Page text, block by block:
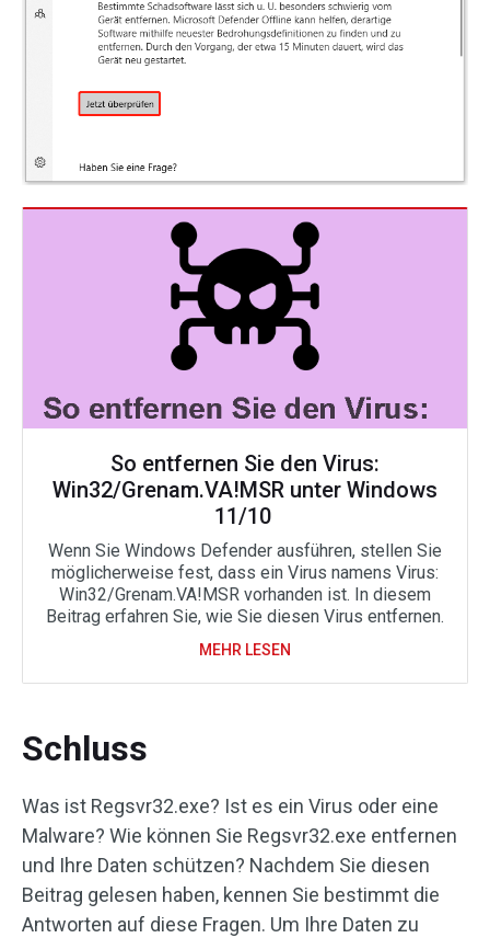
So entfernen Sie den Virus:
Win32/Grenam.VA!MSR unter Windows
11/10
Wenn Sie Windows Defender ausführen, stellen Sie
möglicherweise fest, dass ein Virus namens Virus:
Win32/Grenam.VA!MSR vorhanden ist. In diesem
Beitrag erfahren Sie, wie Sie diesen Virus entfernen.
MEHR LESEN
Schluss
Was ist Regsvr32.exe? Ist es ein Virus oder eine
Malware? Wie können Sie Regsvr32.exe entfernen
und Ihre Daten schützen? Nachdem Sie diesen
Beitrag gelesen haben, kennen Sie bestimmt die
Antworten auf diese Fragen. Um Ihre Daten zu